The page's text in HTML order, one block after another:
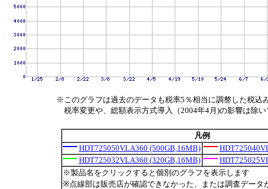
※このグラフは過去のデータも税率5％相当に調整した税込
税率変更や、総額表示方式導入（2004年4月)の影響は除い
凡例
HDT725050VLA360 (500GB,16MB)
HDT725032VLA360 (320GB,16MB)
※製品名をクリックすると個別のグラフを表示します
※点線部は販売店が確認できなかった、または調査データ